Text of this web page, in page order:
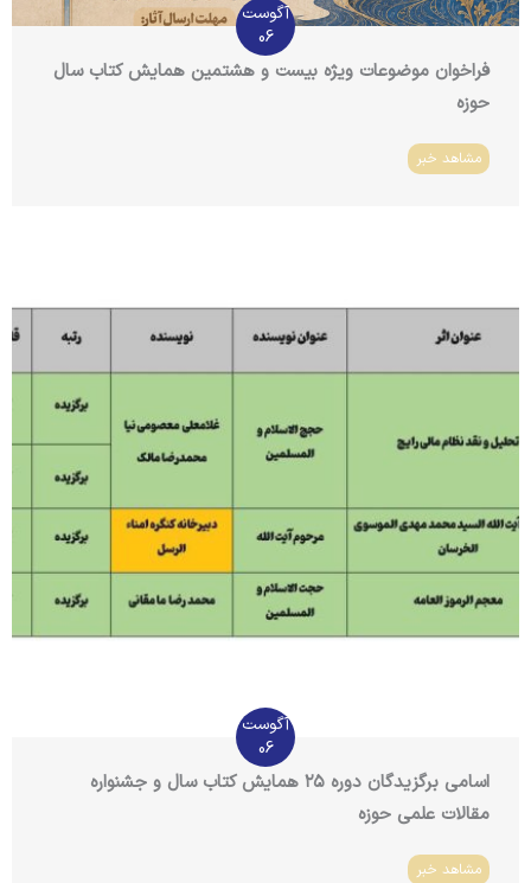
آگوست
06
فراخوان موضوعات ویژه بیست و هشتمین همایش کتاب سال
حوزه
مشاهد خبر
آگوست
06
اسامی برگزیدگان دوره ۲۵ همایش کتاب سال و جشنواره
مقالات علمی حوزه
مشاهد خبر